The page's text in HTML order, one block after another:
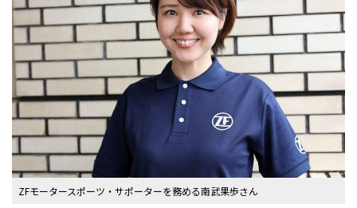
ZFモータースポーツ・サポーターを務める南武果歩さん